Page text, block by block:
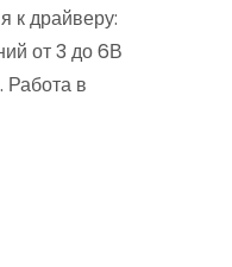
к драйверу:
от 3 до 6В
Работа в